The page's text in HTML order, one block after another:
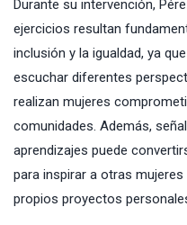
Durante su intervención,
ejercicios resultan
inclusión y la igualdad, ya
escuchar diferentes
realizan mujeres
comunidades. Además,
aprendizajes puede
para inspirar a otras
propios proyectos